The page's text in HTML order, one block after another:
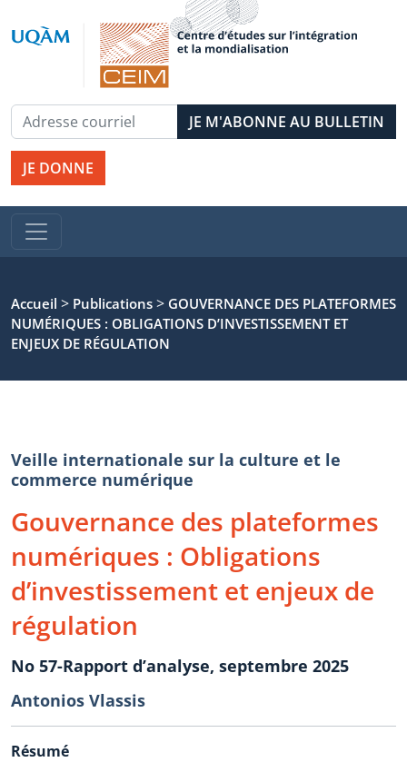
JE DONNE
Accueil > Publications > GOUVERNANCE DES PLATEFORMES
NUMÉRIQUES : OBLIGATIONS D’INVESTISSEMENT ET
ENJEUX DE RÉGULATION
Veille internationale sur la culture et le
commerce numérique
Gouvernance des plateformes
numériques : Obligations
d’investissement et enjeux de
régulation
No 57-Rapport d’analyse, septembre 2025
Antonios Vlassis
Résumé